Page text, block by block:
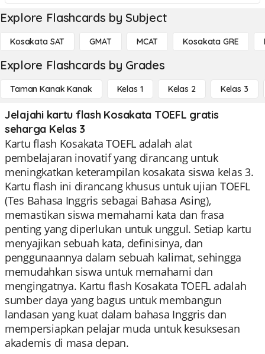
Explore Flashcards by Subject
Kosakata SAT GMAT MCAT Kosakata GRE
Explore Flashcards by Grades
Taman Kanak Kanak Kelas 1 Kelas 2 Kelas 3
Jelajahi kartu flash Kosakata TOEFL gratis
seharga Kelas 3
Kartu flash Kosakata TOEFL adalah alat
pembelajaran inovatif yang dirancang untuk
meningkatkan keterampilan kosakata siswa kelas 3.
Kartu flash ini dirancang khusus untuk ujian TOEFL
(Tes Bahasa Inggris sebagai Bahasa Asing),
memastikan siswa memahami kata dan frasa
penting yang diperlukan untuk unggul. Setiap kartu
menyajikan sebuah kata, definisinya, dan
penggunaannya dalam sebuah kalimat, sehingga
memudahkan siswa untuk memahami dan
mengingatnya. Kartu flash Kosakata TOEFL adalah
sumber daya yang bagus untuk membangun
landasan yang kuat dalam bahasa Inggris dan
mempersiapkan pelajar muda untuk kesuksesan
akademis di masa depan.